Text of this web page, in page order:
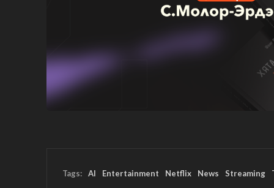
Tags: AI Entertainment Netflix News Streaming